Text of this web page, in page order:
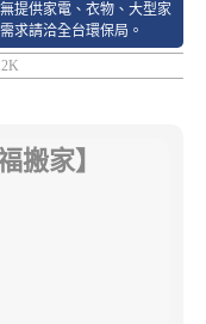
提供家電、衣物、大型家
求請洽全台環保局。
搬家】